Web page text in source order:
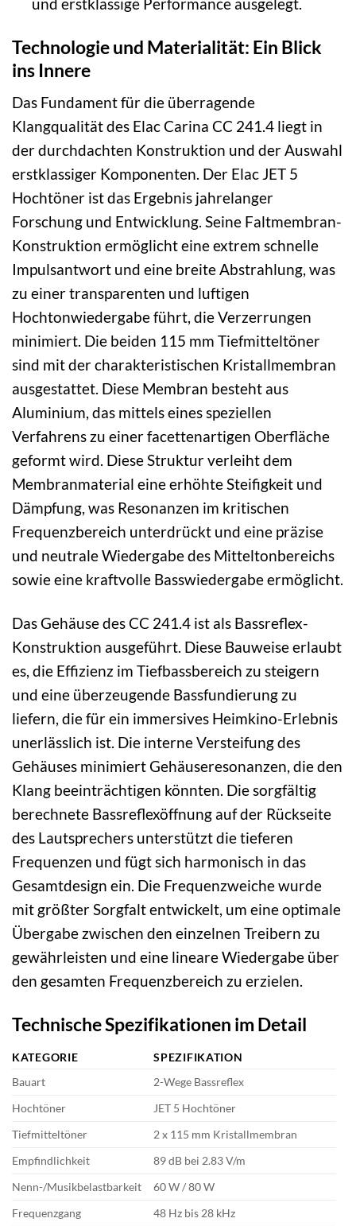
Technologie und Materialität: Ein Blick
ins Innere
Das Fundament für die überragende
Klangqualität des Elac Carina CC 241.4 liegt in
der durchdachten Konstruktion und der Auswahl
erstklassiger Komponenten. Der Elac JET 5
Hochtöner ist das Ergebnis jahrelanger
Forschung und Entwicklung. Seine Faltmembran-
Konstruktion ermöglicht eine extrem schnelle
Impulsantwort und eine breite Abstrahlung, was
zu einer transparenten und luftigen
Hochtonwiedergabe führt, die Verzerrungen
minimiert. Die beiden 115 mm Tiefmitteltöner
sind mit der charakteristischen Kristallmembran
ausgestattet. Diese Membran besteht aus
Aluminium, das mittels eines speziellen
Verfahrens zu einer facettenartigen Oberfläche
geformt wird. Diese Struktur verleiht dem
Membranmaterial eine erhöhte Steifigkeit und
Dämpfung, was Resonanzen im kritischen
Frequenzbereich unterdrückt und eine präzise
und neutrale Wiedergabe des Mitteltonbereichs
sowie eine kraftvolle Basswiedergabe ermöglicht.
Das Gehäuse des CC 241.4 ist als Bassreflex-
Konstruktion ausgeführt. Diese Bauweise erlaubt
es, die Effizienz im Tiefbassbereich zu steigern
und eine überzeugende Bassfundierung zu
liefern, die für ein immersives Heimkino-Erlebnis
unerlässlich ist. Die interne Versteifung des
Gehäuses minimiert Gehäuseresonanzen, die den
Klang beeinträchtigen könnten. Die sorgfältig
berechnete Bassreflexöffnung auf der Rückseite
des Lautsprechers unterstützt die tieferen
Frequenzen und fügt sich harmonisch in das
Gesamtdesign ein. Die Frequenzweiche wurde
mit größter Sorgfalt entwickelt, um eine optimale
Übergabe zwischen den einzelnen Treibern zu
gewährleisten und eine lineare Wiedergabe über
den gesamten Frequenzbereich zu erzielen.
Technische Spezifikationen im Detail
KATEGORIE
SPEZIFIKATION
Bauart
2-Wege Bassreflex
Hochtöner
JET 5 Hochtöner
Tiefmitteltöner
2 x 115 mm Kristallmembran
Empfindlichkeit
89 dB bei 2.83 V/m
Nenn-/Musikbelastbarkeit
60 W / 80 W
Frequenzgang
48 Hz bis 28 kHz